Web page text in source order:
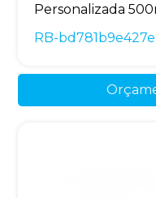
Personalizada
RB-bd781b9e427e